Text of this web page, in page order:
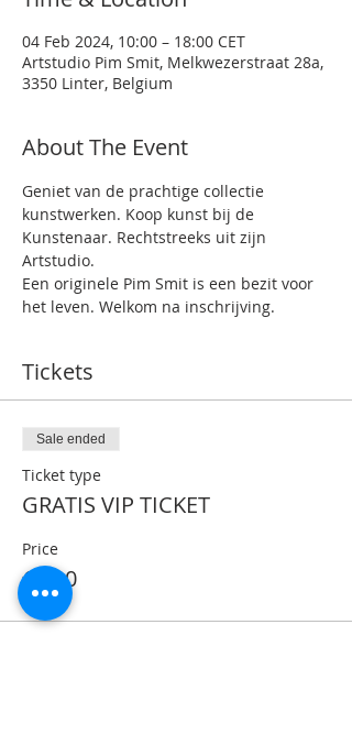
04 Feb 2024, 10:00 – 18:00 CET
Artstudio Pim Smit, Melkwezerstraat 28a,
3350 Linter, Belgium
About The Event
Geniet van de prachtige collectie
kunstwerken. Koop kunst bij de
Kunstenaar. Rechtstreeks uit zijn
Artstudio.
Een originele Pim Smit is een bezit voor
het leven. Welkom na inschrijving.
Tickets
Sale ended
Ticket type
GRATIS VIP TICKET
Price
€0.00